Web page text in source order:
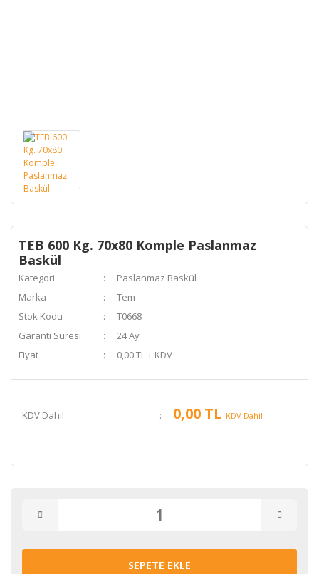
TEB 600 Kg. 70x80 Komple Paslanmaz
Baskül
Kategori
Paslanmaz Baskül
Marka
Tem
Stok Kodu
T0668
Garanti Süresi
24 Ay
Fiyat
0,00 TL + KDV
KDV Dahil 0,00 TL KDV Dahil
SEPETE EKLE